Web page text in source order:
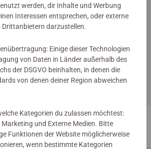
1
werden, dir Inhalte und Werbung
Interessen entsprechen, oder externe
Drittanbietern darzustellen.
Einige dieser Technologien
von Daten in Länder außerhalb des
der DSGVO beinhalten, in denen die
von denen deiner Region abweichen
Kategorien du zulassen möchtest:
und Externe Medien. Bitte
Funktionen der Website möglicherweise
wenn bestimmte Kategorien